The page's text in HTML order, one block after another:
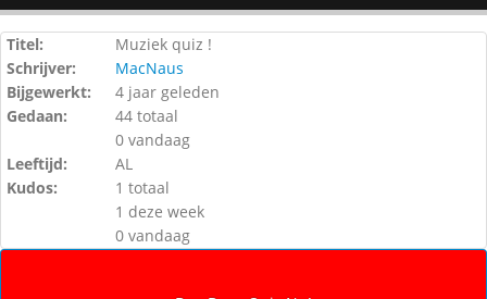
Titel:
Muziek quiz !
Schrijver:
MacNaus
Bijgewerkt:
4 jaar geleden
Gedaan:
44 totaal
0 vandaag
Leeftijd:
AL
Kudos:
1 totaal
1 deze week
0 vandaag